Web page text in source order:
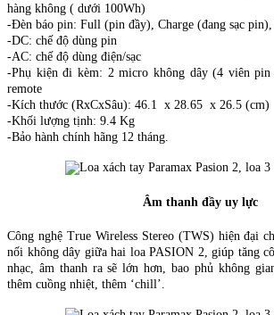
hàng không ( dưới 100Wh)
-Đèn báo pin: Full (pin đầy), Charge (đang sạc
-DC: chế độ dùng pin
-AC: chế độ dùng điện/sạc
-Phụ kiện đi kèm: 2 micro không dây (4 viên pin
remote
-Kích thước (RxCxSâu): 46.1 x 28.65 x 26.5 (cm)
-Khối lượng tịnh: 9.4 Kg
-Bảo hành chính hãng 12 tháng.
Âm thanh đầy uy lực
Công nghệ True Wireless Stereo (TWS) hiện đại
nối không dây giữa hai loa PASION 2, giúp tăng
nhạc, âm thanh ra sẽ lớn hơn, bao phủ không
thêm cuồng nhiệt, thêm ‘chill’.